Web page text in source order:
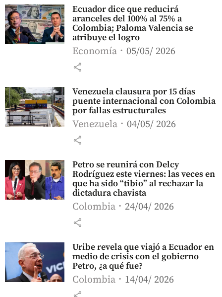
Ecuador dice que reducirá
aranceles del 100% al 75% a
Colombia; Paloma Valencia se
atribuye el logro
Economía 05/05/ 2026
share
Venezuela clausura por 15 días
puente internacional con Colombia
por fallas estructurales
Venezuela 04/05/ 2026
share
Petro se reunirá con Delcy
Rodríguez este viernes: las veces en
que ha sido “tibio” al rechazar la
dictadura chavista
Colombia 24/04/ 2026
share
Uribe revela que viajó a Ecuador en
medio de crisis con el gobierno
Petro, ¿a qué fue?
Colombia 14/04/ 2026